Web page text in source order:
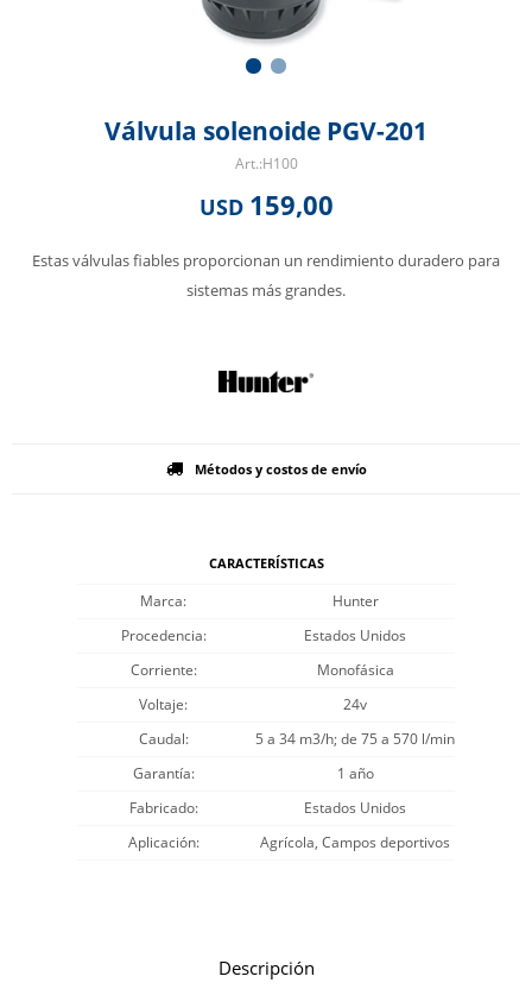
Válvula solenoide PGV-201
H100
USD 159,00
Estas válvulas fiables proporcionan un rendimiento duradero para
sistemas más grandes.
Métodos y costos de envío
CARACTERÍSTICAS
Marca
Hunter
Procedencia
Estados Unidos
Corriente
Monofásica
Voltaje
24v
Caudal
5 a 34 m3/h; de 75 a 570 l/min
Garantía
1 año
Fabricado
Estados Unidos
Aplicación
Agrícola, Campos deportivos
Descripción